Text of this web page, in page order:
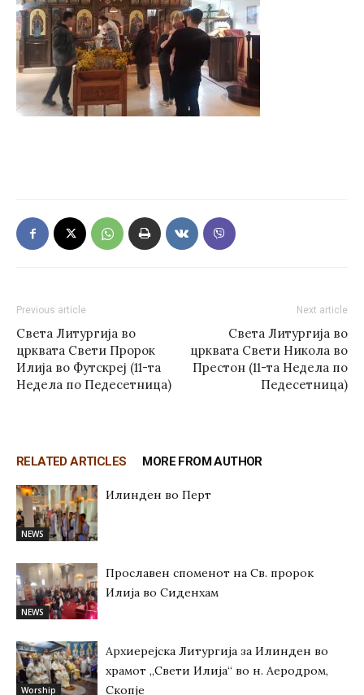
Previous article
Света Литургија во
црквата Свети Пророк
Илија во Футскреј (11-та
Недела по Педесетница)
Next article
Света Литургија во
црквата Свети Никола во
Престон (11-та Недела по
Педесетница)
RELATED ARTICLES MORE FROM AUTHOR
NEWS
Илинден во Перт
NEWS
Прославен споменот на Св. пророк
Илија во Сиденхам
Worship
Архиерејска Литургија за Илинден во
храмот „Свети Илија“ во н. Аеродром,
Скопје